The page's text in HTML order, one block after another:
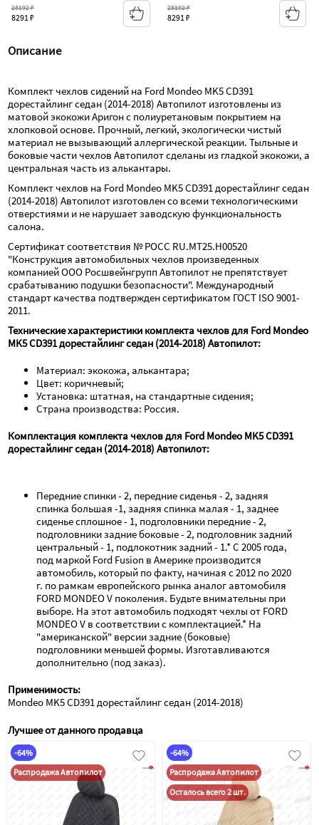
8291 ₽
23192 ₽
8291 ₽
23192 ₽
Описание
Комплект чехлов сидений на Ford Mondeo MK5 CD391
дорестайлинг седан (2014-2018) Автопилот изготовлены из
матовой экокожи Аригон с полиуретановым покрытием на
хлопковой основе. Прочный, легкий, экологически чистый
материал не вызывающий аллергической реакции. Тыльные и
боковые части чехлов Автопилот сделаны из гладкой экокожи, а
центральная часть из алькантары.
Комплект чехлов на Ford Mondeo MK5 CD391 дорестайлинг седан
(2014-2018) Автопилот изготовлен со всеми технологическими
отверстиями и не нарушает заводскую функциональность
салона.
Сертификат соответствия № РОСС RU.МТ25.Н00520
"Конструкция автомобильных чехлов произведенных
компанией ООО Росшвейнгрупп Автопилот не препятствует
срабатыванию подушки безопасности". Международный
стандарт качества подтвержден сертификатом ГОСТ ISO 9001-
2011.
Технические характеристики комплекта чехлов для Ford Mondeo
MK5 CD391 дорестайлинг седан (2014-2018) Автопилот:
Материал: экокожа, алькантара;
Цвет: коричневый;
Установка: штатная, на стандартные сидения;
Страна производства: Россия.
Комплектация комплекта чехлов для Ford Mondeo MK5 CD391
дорестайлинг седан (2014-2018) Автопилот:
Передние спинки - 2, передние сиденья - 2, задняя
спинка большая -1, задняя спинка малая - 1, заднее
сиденье сплошное - 1, подголовники передние - 2,
подголовники задние боковые - 2, подголовник задний
центральный - 1, подлокотник задний - 1.* С 2005 года,
под маркой Ford Fusion в Америке производится
автомобиль, который по факту, начиная с 2012 по 2020
г. по рамкам европейского рынка аналог автомобиля
FORD MONDEO V поколения. Будьте внимательны при
выборе. На этот автомобиль подходят чехлы от FORD
MONDEO V в соответствии с комплектацией.* На
"американской" версии задние (боковые)
подголовники меньшей формы. Изготавливаются
дополнительно (под заказ).
Применимость:
Mondeo MK5 CD391 дорестайлинг седан (2014-2018)
Лучшее от данного продавца
-64%
Распродажа Автопилот
-64%
Распродажа Автопилот
Осталось всего 2 шт.